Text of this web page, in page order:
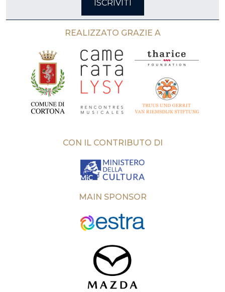
ISCRIVITI
REALIZZATO GRAZIE A
CON IL CONTRIBUTO DI
MAIN SPONSOR